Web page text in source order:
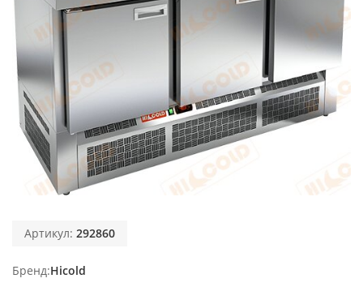
Артикул: 292860
Бренд Hicold